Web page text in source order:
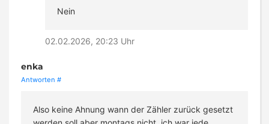
Nein
02.02.2026, 20:23 Uhr
enka
Antworten #
Also keine Ahnung wann der Zähler zurück gesetzt